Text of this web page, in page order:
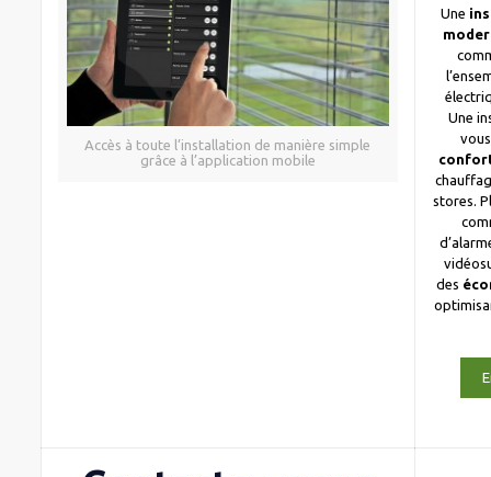
Accès à toute l’installation de manière simple
grâce à l’application mobile
Une
Une
stores.
des